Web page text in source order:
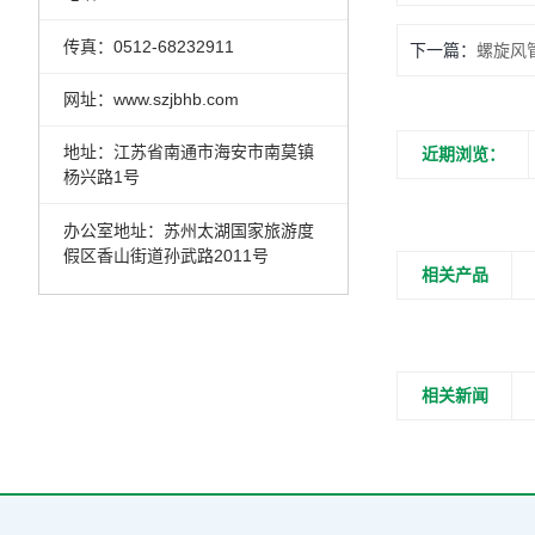
传真：0512-68232911
网址：www.szjbhb.com
地址：江苏省南通市海安市南莫镇
杨兴路1号
办公室地址：苏州太湖国家旅游度
假区香山街道孙武路2011号
下一篇： 螺旋风
近期浏览：
相关产品
相关新闻